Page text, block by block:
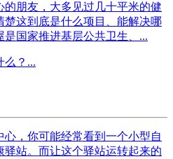
的朋友，大多见过几十平米的健
楚这到底是什么项目、能解决哪
国家推进基层公共卫生、...
么？...
，你可能经常看到一个小型自
驿站。而让这个驿站运转起来的